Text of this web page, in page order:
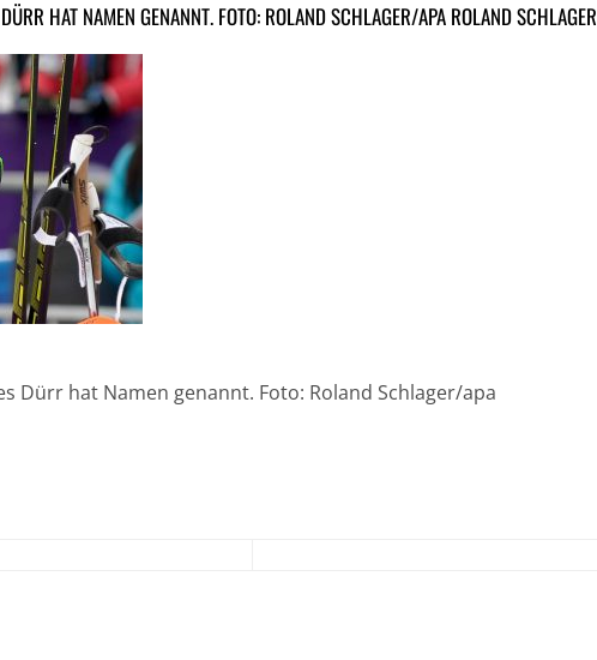
HAT NAMEN GENANNT. FOTO: ROLAND SCHLAGER/APA ROLAND SCHLAGER
Dürr hat Namen genannt. Foto: Roland Schlager/apa